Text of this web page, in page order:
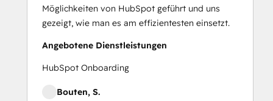
Möglichkeiten von HubSpot geführt und uns
gezeigt, wie man es am effizientesten einsetzt.
Angebotene Dienstleistungen
HubSpot Onboarding
Bouten, S.